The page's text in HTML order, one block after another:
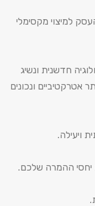
למיצוי מקסימלי
חדשנית ונשיג
אטרקטיביים ונכונים
ויעילה.
יחסי ההמרה שלכם.